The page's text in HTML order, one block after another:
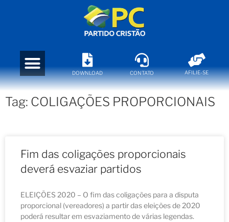
DOWNLOAD CONTATO AFILIE-SE
Tag: COLIGAÇÕES PROPORCIONAIS
Fim das coligações proporcionais
deverá esvaziar partidos
ELEIÇÕES 2020 – O fim das coligações para a disputa
proporcional (vereadores) a partir das eleições de 2020
poderá resultar em esvaziamento de várias legendas.